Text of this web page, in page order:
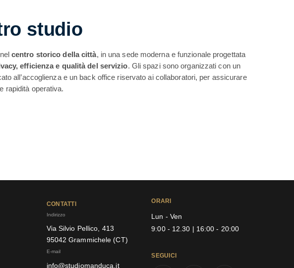
studio
centro storico della città, in una sede moderna e funzionale progettata
efficienza e qualità del servizio. Gli spazi sono organizzati con un
all’accoglienza e un back office riservato ai collaboratori, per assicurare
rapidità operativa.
CONTATTI
Indirizzo
Via Silvio Pellico, 413
95042 Grammichele (CT)
E-mail
info@studiomanduca.it
ORARI
Lun - Ven
9:00 - 12.30 | 16:00 - 20:00
SEGUICI